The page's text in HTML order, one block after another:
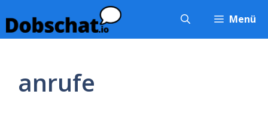
Inhalt
springen
Menü
anrufe